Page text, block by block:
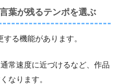
葉が残るテンポを選ぶ
る機能があります。
常速度に近づけるなど、作品
なります。